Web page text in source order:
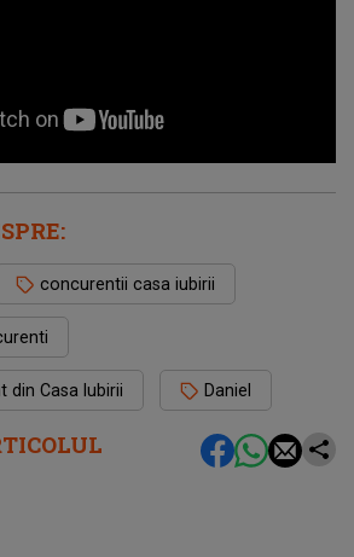
concurentii casa iubirii
Casa Iubirii Daniel